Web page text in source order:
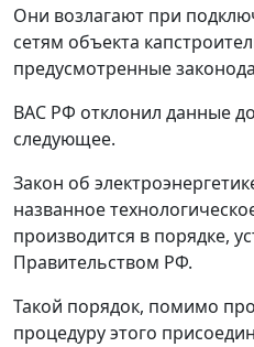
Они возлагают при
сетям объекта
предусмотренные
ВАС РФ отклонил данные
следующее.
Закон об
названное
производится в порядке,
Правительством РФ.
Такой порядок, помимо
процедуру этого